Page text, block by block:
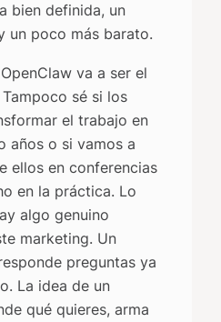
bien definida, un
un poco más barato.
va a ser el
sé si los
el trabajo en
años o si vamos a
ellos en conferencias
en la práctica. Lo
algo genuino
marketing. Un
preguntas ya
La idea de un
qué quieres, arma